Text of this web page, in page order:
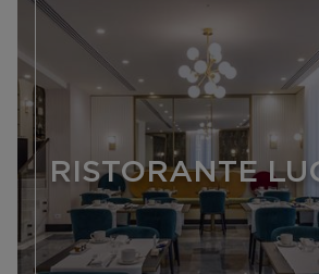
RISTORANTE